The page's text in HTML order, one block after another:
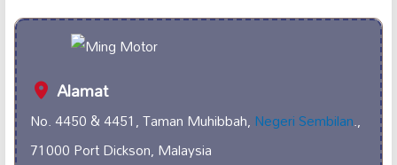
Alamat
No. 4450 & 4451, Taman Muhibbah,Negeri Sembilan.,
71000 Port Dickson, Malaysia